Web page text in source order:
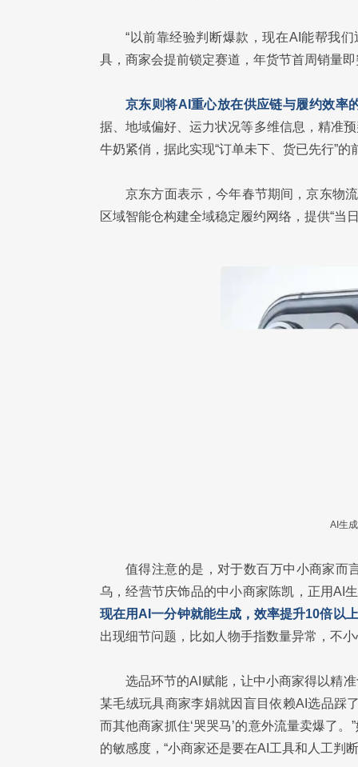
“以前靠经验判断爆款，现在AI能帮我
具，商家会提前锁定赛道，年货节首周销量
京东则将AI重心放在供应链与履约效率
据、地域偏好、运力状况等多维信息，精准
牛奶紧俏，据此实现“订单未下、货已先行”的
京东方面表示，今年春节期间，京东物
区域智能仓构建全域稳定履约网络，提供“当
AI生
值得注意的是，对于数百万中小商家而
乌，经营节庆饰品的中小商家陈凯，正用AI
现在用AI一分钟就能生成，效率提升10倍以
出现细节问题，比如人物手指数量异常，不
选品环节的AI赋能，让中小商家得以精
某毛绒玩具商家李娟就因盲目依赖AI选品踩
而其他商家抓住‘哭哭马’的意外流量卖爆了
的敏感度，“小商家还是要在AI工具和人工判